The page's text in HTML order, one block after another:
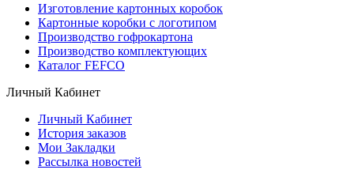
Изготовление картонных коробок
Картонные коробки с логотипом
Производство гофрокартона
Производство комплектующих
Каталог FEFCO
Личный Кабинет
Личный Кабинет
История заказов
Мои Закладки
Рассылка новостей